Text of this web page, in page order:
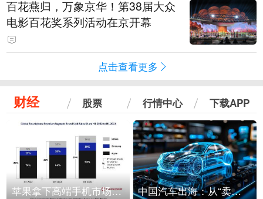
百花燕归，万象京华！第38届大众
电影百花奖系列活动在京开幕
点击查看更多
财经 股票 行情中心 下载APP
苹果拿下高端手机市场65%的份额：iPhone 17系列功不可没 中国汽车出海：从“卖出去”到“走进去”